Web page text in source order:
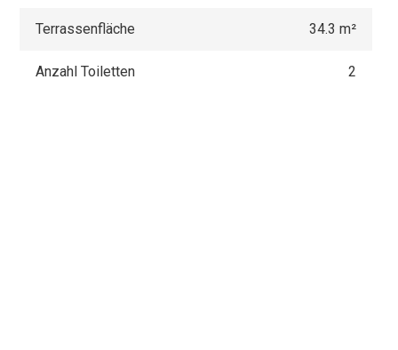
Terrassenfläche 34.3 m²
Anzahl Toiletten 2